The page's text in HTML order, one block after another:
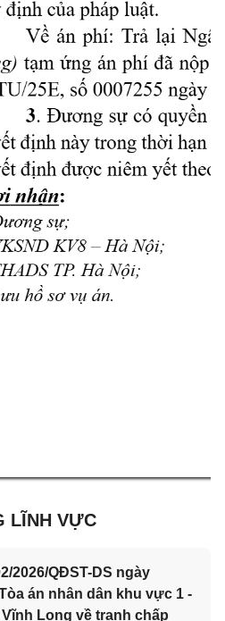
LĨNH VỰC
2026/QĐST-DS ngày
án nhân dân khu vực 1 -
Long về tranh chấp